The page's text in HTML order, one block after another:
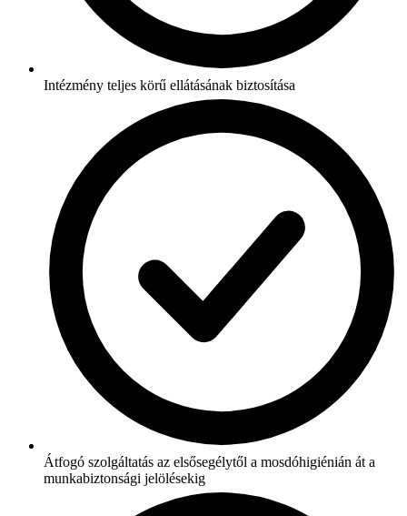
Intézmény teljes körű ellátásának biztosítása
Átfogó szolgáltatás az elsősegélytől a mosdóhigiénián át a
munkabiztonsági jelölésekig